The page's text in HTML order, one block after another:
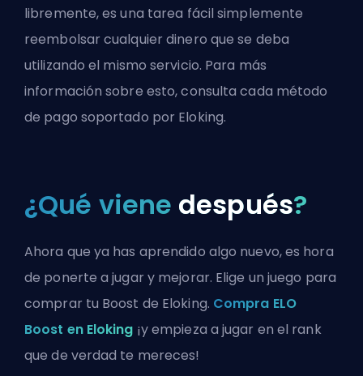
libremente, es una tarea fácil simplemente
reembolsar cualquier dinero que se deba
utilizando el mismo servicio. Para más
información sobre esto, consultacada método
de pago soportado por Eloking.
¿Qué viene después?
Ahora que ya has aprendido algo nuevo, es hora
de ponerte a jugar y mejorar. Elige un juego para
comprar tu Boost de Eloking. Compra ELO
Boost en Eloking ¡y empieza a jugar en el rank
que de verdad te mereces!